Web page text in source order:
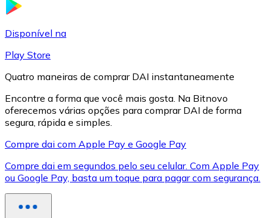
XRP
XRP
Disponível na
Play Store
Quatro maneiras de comprar DAI instantaneamente
Encontre a forma que você mais gosta. Na Bitnovo
oferecemos várias opções para comprar DAI de forma
segura, rápida e simples.
Compre dai com Apple Pay e Google Pay
Compre dai em segundos pelo seu celular. Com Apple Pay
ou Google Pay, basta um toque para pagar com segurança.